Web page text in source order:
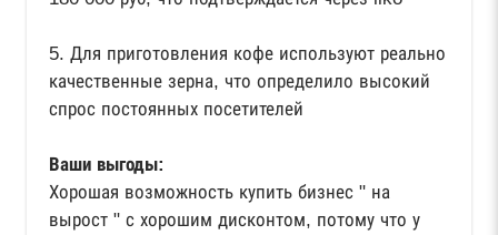
5. Для приготовления кофе используют реально
качественные зерна, что определило высокий
спрос постоянных посетителей
Ваши выгоды:
Хорошая возможность купить бизнес " на
вырост " с хорошим дисконтом, потому что у